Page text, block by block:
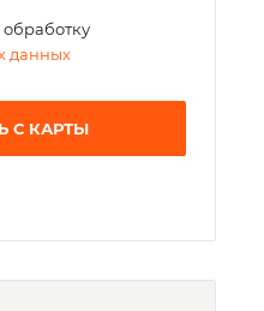
обработку
данных
С КАРТЫ